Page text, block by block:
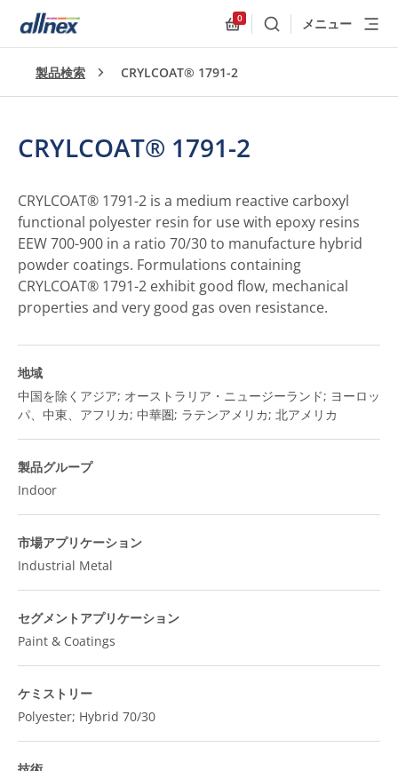
0
検索 メニュー
製品検索 CRYLCOAT® 1791-2
CRYLCOAT® 1791-2
CRYLCOAT® 1791-2 is a medium reactive carboxyl
functional polyester resin for use with epoxy resins
EEW 700-900 in a ratio 70/30 to manufacture hybrid
powder coatings. Formulations containing
CRYLCOAT® 1791-2 exhibit good flow, mechanical
properties and very good gas oven resistance.
地域
中国を除くアジア; オーストラリア・ニュージーランド; ヨーロッ
パ、中東、アフリカ; 中華圏; ラテンアメリカ; 北アメリカ
製品グループ
Indoor
市場アプリケーション
Industrial Metal
セグメントアプリケーション
Paint & Coatings
ケミストリー
Polyester; Hybrid 70/30